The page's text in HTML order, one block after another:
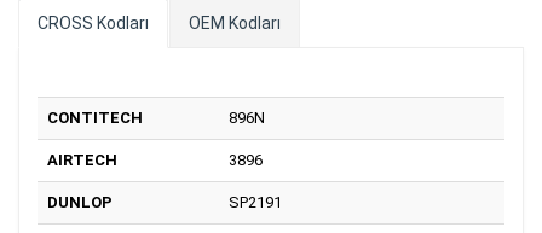
CROSS Kodları OEM Kodları
CONTITECH 896N
AIRTECH 3896
DUNLOP SP2191